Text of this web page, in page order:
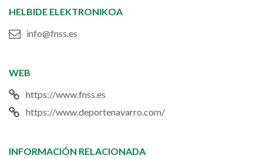
HELBIDE ELEKTRONIKOA
info@fnss.es
WEB
https://www.fnss.es
https://www.deportenavarro.com/
INFORMACIÓN RELACIONADA